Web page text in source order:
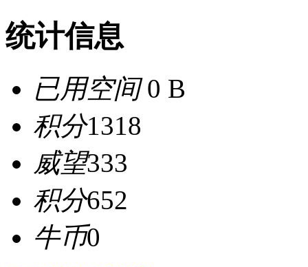
统计信息
已用空间0 B
积分1318
威望333
积分652
牛币0